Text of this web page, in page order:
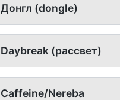
Донгл (dongle)
Daybreak (рассвет)
Caffeine/Nereba